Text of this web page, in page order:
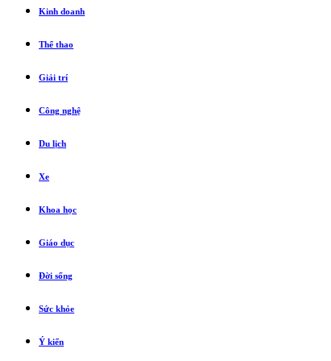
Kinh doanh
Thể thao
Giải trí
Công nghệ
Du lịch
Xe
Khoa học
Giáo dục
Đời sống
Sức khỏe
Ý kiến